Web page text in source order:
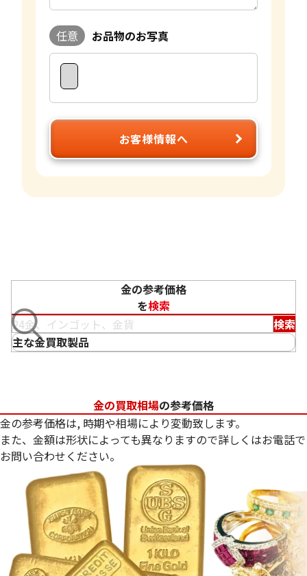
任意 お品物のお写真
お客様情報へ
金の参考価格
を検索
検索
主な金買取製品
金の買取相場の参考価格
金の参考価格は, 時期や相場により変動致します。
また、金額は形状によっても異なりますので詳しくはお電話で
お問い合わせください。